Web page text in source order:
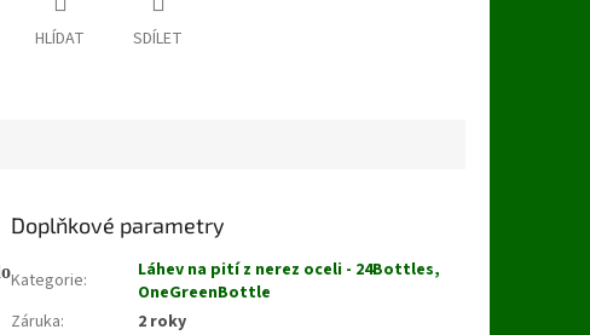
HLÍDAT SDÍLET
Doplňkové parametry
Kategorie:
Láhev na pití z nerez oceli - 24Bottles,
OneGreenBottle
Záruka:
2 roky